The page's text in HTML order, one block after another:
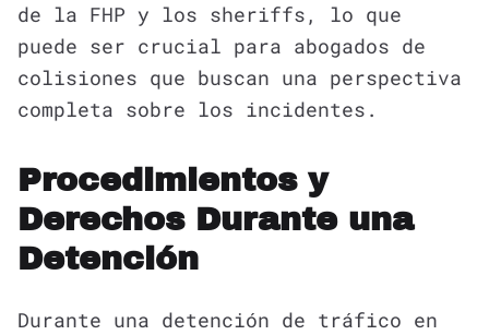
de la FHP y los sheriffs, lo que
puede ser crucial para abogados de
colisiones que buscan una perspectiva
completa sobre los incidentes.
Procedimientos y
Derechos Durante una
Detención
Durante una detención de tráfico en